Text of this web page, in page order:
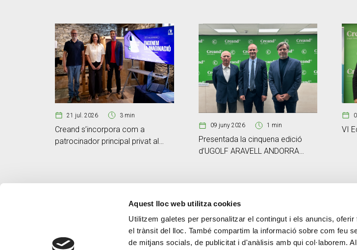
Aquest lloc web utilitza cookies
Utilitzem galetes per personalitzar el contingut i els anuncis,
el trànsit del lloc. També compartim la informació sobre com feu
de mitjans socials, de publicitat i d'anàlisis amb qui col·laborem.
21 jul. 2026 3 min
Creand s’incorpora com a
patrocinador principal privat al
09 juny 2026 1 min
Presentada la cinquena edició
d’UGOLF ARAVELL ANDORRA
VI
CONTACTE